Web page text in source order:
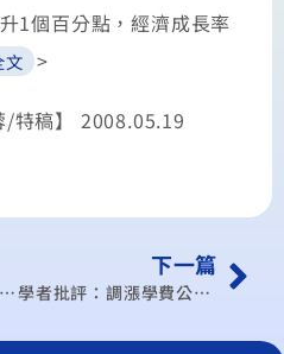
1個百分點，經濟成長率
文 >
/特稿】 2008.05.19
二手電腦 贈偏鄉低收入學童
下一篇
學者批評：調漲學費公式 應訴諸民意